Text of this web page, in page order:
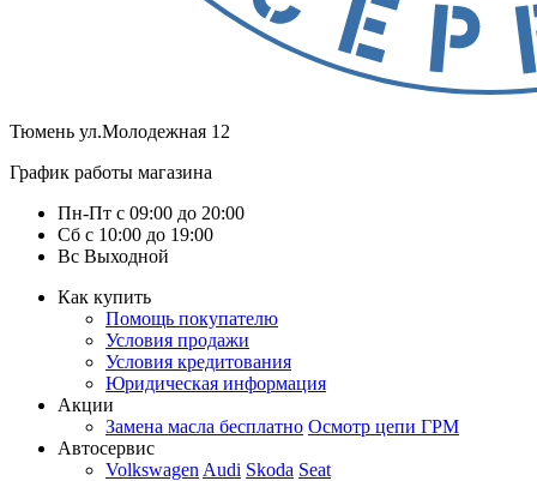
Тюмень ул.Молодежная 12
График работы магазина
Пн-Пт с 09:00 до 20:00
Сб с 10:00 до 19:00
Вс Выходной
Как купить
Помощь покупателю
Условия продажи
Условия кредитования
Юридическая информация
Акции
Замена масла бесплатно Осмотр цепи ГРМ
Автосервис
Volkswagen Audi Skoda Seat